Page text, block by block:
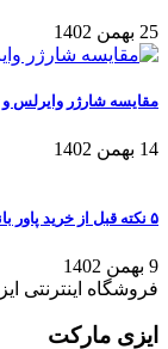
25 بهمن 1402
مقایسه شارژر وایرلس و
14 بهمن 1402
۵ نکته قبل از خرید پاور بانک که باید بدانید!
9 بهمن 1402
فروشگاه اینترنتی
ایزی مارکت